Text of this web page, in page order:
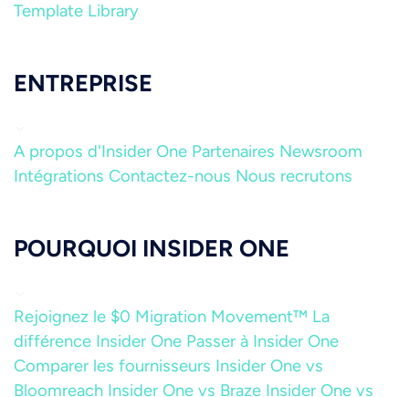
Template Library
ENTREPRISE
A propos d'Insider One Partenaires Newsroom
Intégrations Contactez-nous Nous recrutons
POURQUOI INSIDER ONE
Rejoignez le $0 Migration Movement™ La
différence Insider One Passer à Insider One
Comparer les fournisseurs Insider One vs
Bloomreach Insider One vs Braze Insider One vs